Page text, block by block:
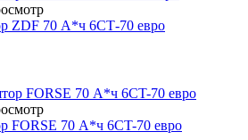
ZDF 70 А*ч 6СТ-70 евро
FORSE 70 А*ч 6CT-70 евро